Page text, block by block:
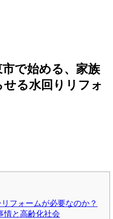
で始める、家族
る水回りリフォ
フォームが必要なのか？
情と高齢化社会